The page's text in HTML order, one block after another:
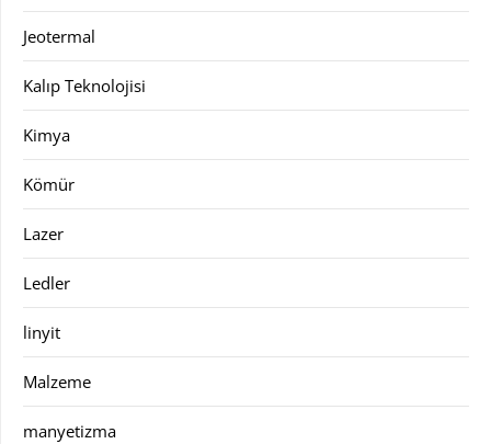
Jeotermal
Kalıp Teknolojisi
Kimya
Kömür
Lazer
Ledler
linyit
Malzeme
manyetizma